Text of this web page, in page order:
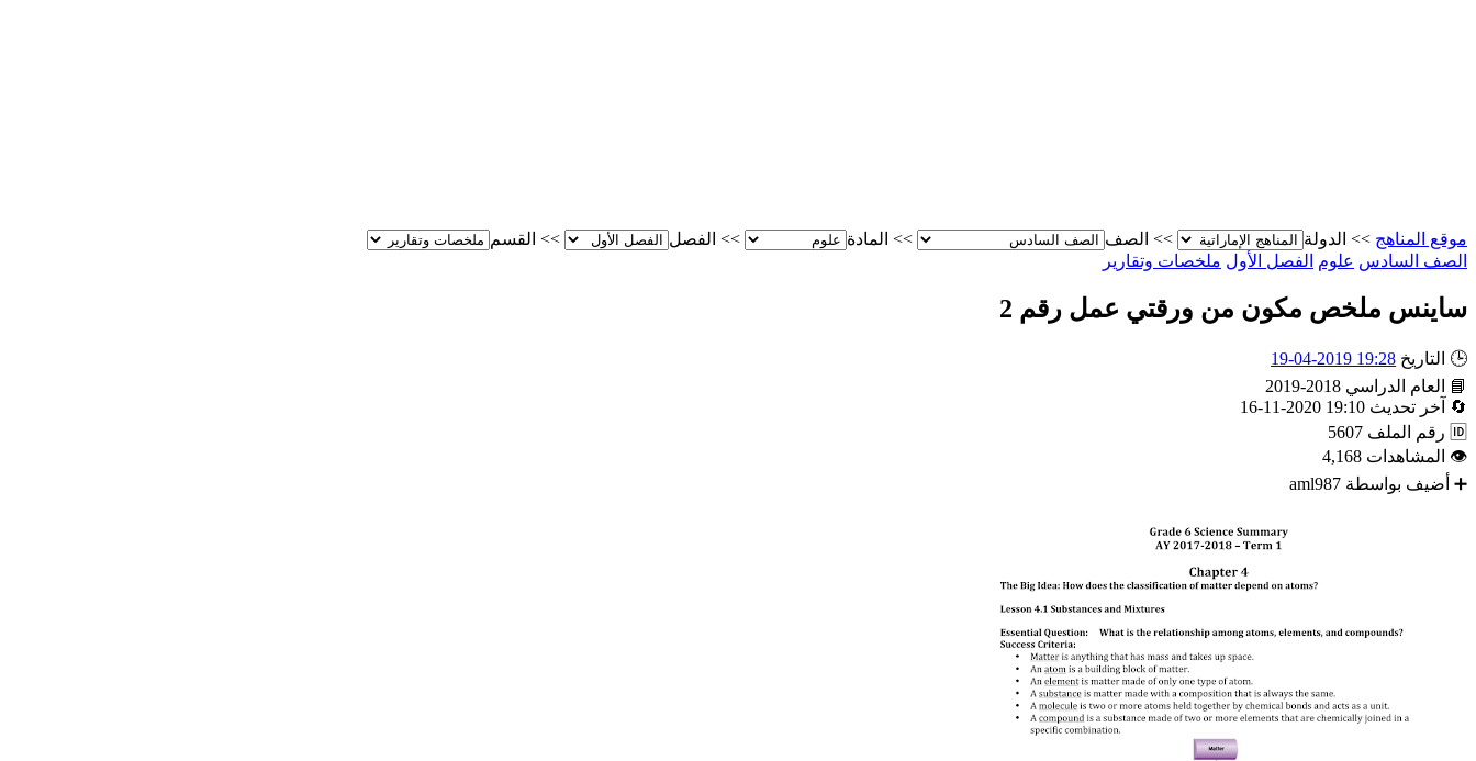
موقع المناهج >> الدولة >> الصف >> المادة >> الفصل >> القسم
الصف السادس علوم الفصل الأول ملخصات وتقارير
ساينس ملخص مكون من ورقتي عمل رقم 2
🕒 التاريخ 19:28 2019-04-19
📘
العام الدراسي 2018-2019
🔄
آخر تحديث 19:10 2020-11-16
🆔 رقم الملف 5607
👁 المشاهدات 4,168
➕ أضيف بواسطة aml987